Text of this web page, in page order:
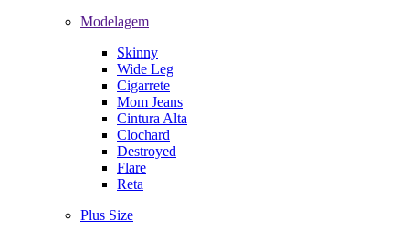
Modelagem
Skinny
Wide Leg
Cigarrete
Mom Jeans
Cintura Alta
Clochard
Destroyed
Flare
Reta
Plus Size